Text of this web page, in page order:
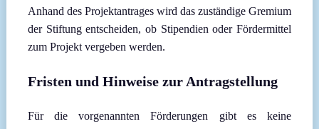
Anhand des Projektantrages wird das zuständige Gremium
der Stiftung entscheiden, ob Stipendien oder Fördermittel
zum Projekt vergeben werden.
Fristen und Hinweise zur Antragstellung
Für die vorgenannten Förderungen gibt es keine